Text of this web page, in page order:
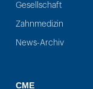
Gesellschaft
Zahnmedizin
News-Archiv
CME